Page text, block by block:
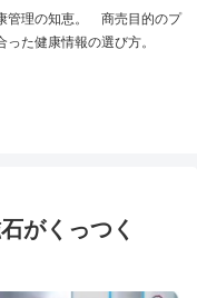
管理の知恵。 商売目的のプ
た健康情報の選び方。
がくっつく